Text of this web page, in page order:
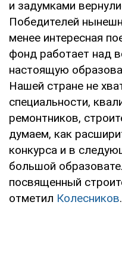
и задумками
Победителей
менее интересная
фонд работает над
настоящую
Нашей стране не
специальности,
ремонтников,
думаем, как
конкурса и в
большой
посвященный
отметил Колесников.